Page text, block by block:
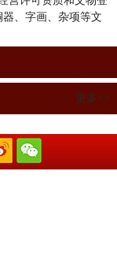
、字画、杂项等文
更多>>